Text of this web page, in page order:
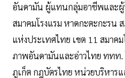
อันดามัน ผู้แทนกลุ่มอาชีพและผู้
สมาคมโรงแรม หาดกะตะกะรน
แห่งประเทศไทย เขต 11 สมาค
ภาพอันดามันและอ่าวไทย ททท.
ภูเก็ต กฎบัตรไทย หน่วยบริหาร